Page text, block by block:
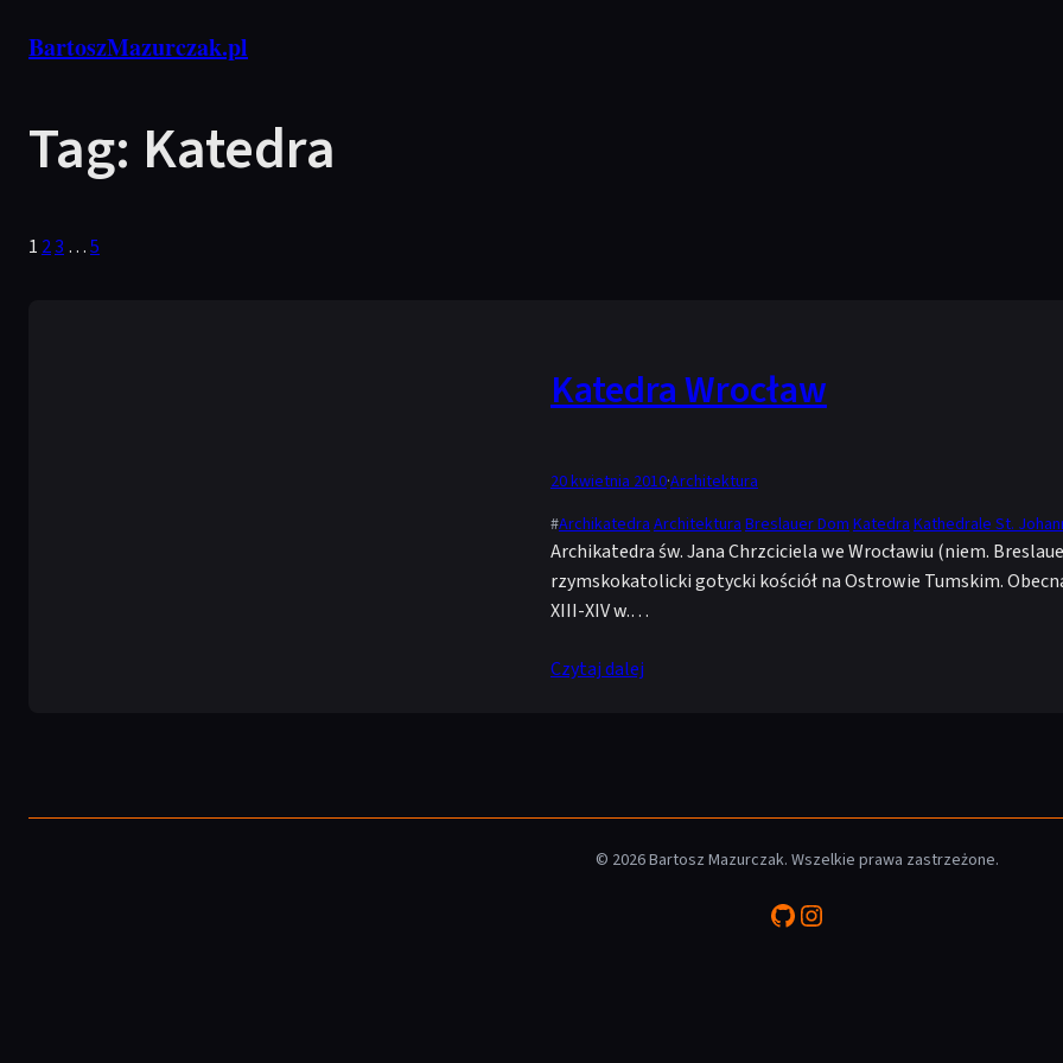
BartoszMazurczak.pl
Tag: Katedra
1 23 …5
Katedra Wrocław
20 kwietnia 2010·Architektura
#ArchikatedraArchitekturaBreslauer DomKatedraKathedrale St.
Archikatedra św. Jana Chrzciciela we Wrocławiu (niem.
rzymskokatolicki gotycki kościół na Ostrowie Tumskim.
XIII-XIV w.…
Czytaj dalej
© 2026 Bartosz Mazurczak. Wszelkie prawa zastrzeżone.
GitHubInstagram